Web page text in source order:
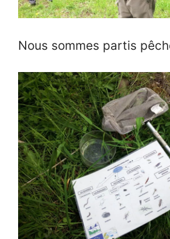
Nous sommes partis